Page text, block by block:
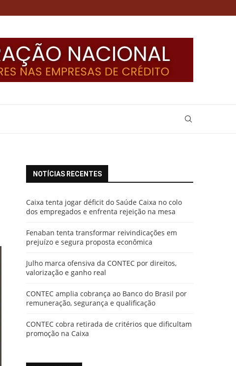
NOTÍCIAS RECENTES
Caixa tenta jogar déficit do Saúde Caixa no colo
dos empregados e enfrenta rejeição na mesa
Fenaban tenta transformar reivindicações em
prejuízo e segura proposta econômica
Julho marca ofensiva da CONTEC por direitos,
valorização e ganho real
CONTEC amplia cobrança ao Banco do Brasil por
remuneração, segurança e qualificação
CONTEC cobra retirada de critérios que dificultam
promoção na Caixa